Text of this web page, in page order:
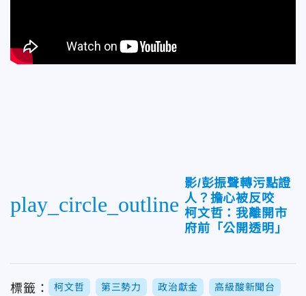
play_circle_outline
影/彭振聲轉污點證
人？擔心被反咬
柯文哲：我離開市
府前「公開透明」
標籤： 柯文哲 第三勢力 政治獻金 高級酸新聞台